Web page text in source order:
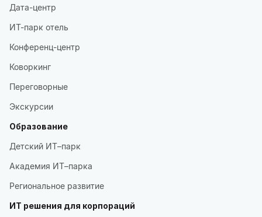
Дата-центр
ИТ-парк отель
Конференц-центр
Коворкинг
Переговорные
Экскурсии
Образование
Детский ИТ–парк
Академия ИТ–парка
Региональное развитие
ИТ решения для корпораций